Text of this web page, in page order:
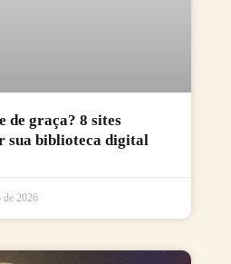
de graça? 8 sites
sua biblioteca digital
de 2026